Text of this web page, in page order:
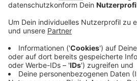
Anzeige
Rund um den Ingeborg-Friebe-
vier neue Gebäude. Die neuen